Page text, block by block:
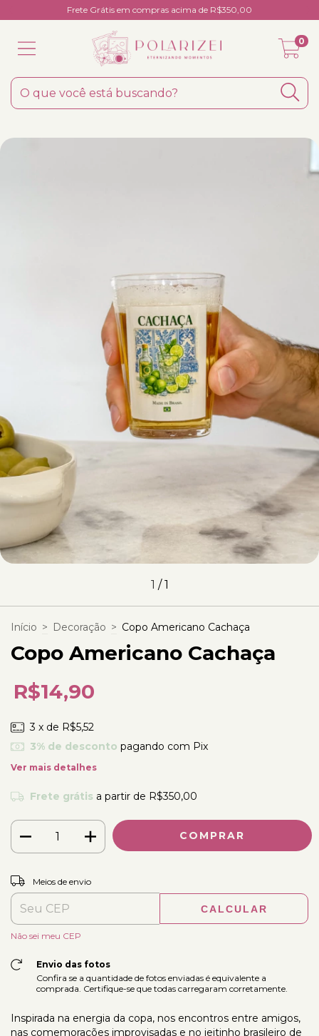
Frete Grátis em compras acima de R$350,00
0
1 /1
Início > Decoração > Copo Americano Cachaça
Copo Americano Cachaça
R$14,90
3 x de R$5,52
3% de desconto pagando com Pix
Ver mais detalhes
Frete grátis a partir de R$350,00
Entregas para o CEP:
Meios de envio
CALCULAR
Não sei meu CEP
Envio das fotos
Confira se a quantidade de fotos enviadas é equivalente a
comprada. Certifique-se que todas carregaram corretamente.
Inspirada na energia da copa, nos encontros entre amigos,
nas comemorações improvisadas e no jeitinho brasileiro de